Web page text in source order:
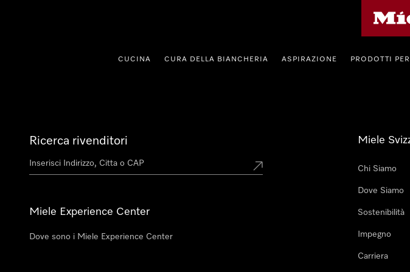
CUCINA CURA DELLA BIANCHERIA ASPIRAZIONE PRODOTTI
Ricerca rivenditori
Miele Experience Center
Dove sono i Miele Experience Center
Miele
Chi Siamo
Dove Siamo
Sostenibilità
Impegno
Carriera